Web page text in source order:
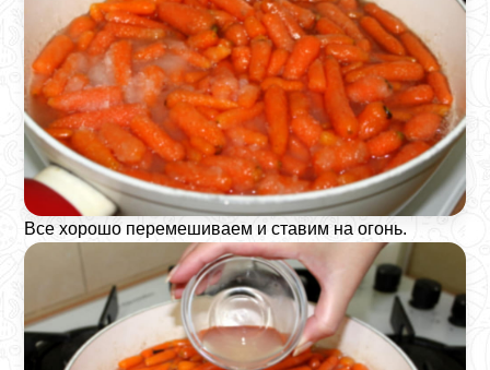
Все хорошо перемешиваем и ставим на огонь.